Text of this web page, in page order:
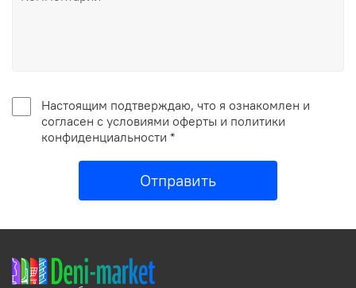
Настоящим подтверждаю, что я ознакомлен и
согласен с условиями оферты и политики
конфиденциальности *
Отправить